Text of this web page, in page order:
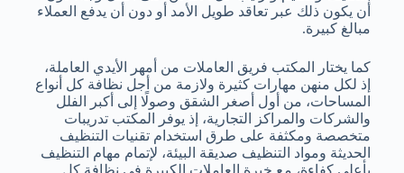
أن يكون ذلك عبر تعاقد طويل الأمد أو دون أن يدفع العملاء
مبالغ كبيرة.
كما يختار المكتب فريق العاملات من أمهر الأيدي العاملة،
إذ لكل منهن مهارات كثيرة ولازمة من أجل نظافة كل أنواع
المساحات، من أول أصغر الشقق وصولًا إلى أكبر الفلل
والشركات والمراكز التجارية، إذ يوفر المكتب تدريبات
متخصصة ومكثفة على طرق استخدام تقنيات التنظيف
الحديثة ومواد التنظيف صديقة البيئة، لإتمام مهام التنظيف
بأعلى كفاءة، مع خبرة العاملات الكبيرة في نظافة كل